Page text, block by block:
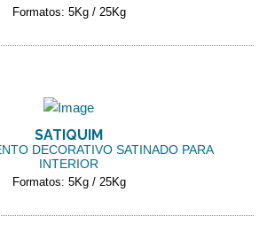
Formatos: 5Kg / 25Kg
SATIQUIM
DECORATIVO SATINADO PARA
INTERIOR
Formatos: 5Kg / 25Kg